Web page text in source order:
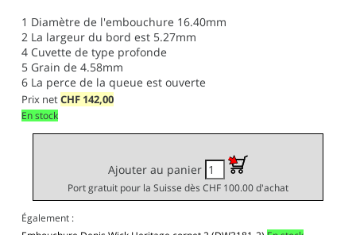
1 Diamètre de l'embouchure 16.40mm
2 La largeur du bord est 5.27mm
4 Cuvette de type profonde
5 Grain de 4.58mm
6 La perce de la queue est ouverte
Prix netCHF 142,00
En stock
Ajouter au panier
Port gratuit pour la Suisse dès CHF 100.00 d'achat
Également :